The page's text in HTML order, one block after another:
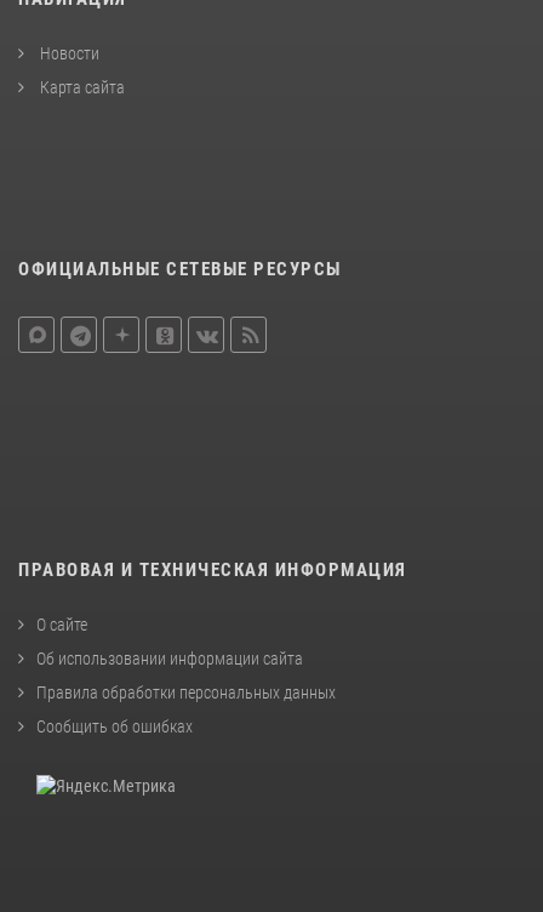
Новости
Карта сайта
ОФИЦИАЛЬНЫЕ СЕТЕВЫЕ РЕСУРСЫ
ПРАВОВАЯ И ТЕХНИЧЕСКАЯ ИНФОРМАЦИЯ
О сайте
Об использовании информации сайта
Правила обработки персональных данных
Сообщить об ошибках